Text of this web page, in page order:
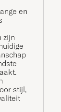
en
zijn
stijl,